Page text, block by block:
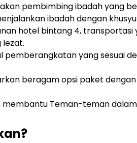
pembimbing ibadah yang
ibadah dengan
hotel bintang 4, transportasi
lezat.
pemberangkatan yang sesuai
beragam opsi paket
membantu Teman-teman